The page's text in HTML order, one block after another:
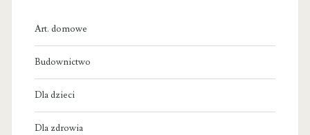
Art. domowe
Budownictwo
Dla dzieci
Dla zdrowia